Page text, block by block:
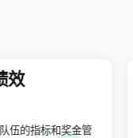
效
伍的指标和奖金管